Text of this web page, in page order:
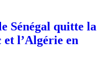
Sénégal quitte la
l’Algérie en